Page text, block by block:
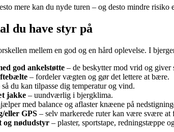
mere kan du nyde turen – og desto mindre risiko
du have styr på
mellem en god og en hård oplevelse. I
god ankelstøtte – de beskytter mod vrid og giver
– fordeler vægten og gør det lettere at bære.
så du kan tilpasse dig temperatur og vind.
jakke – uundværlig i bjergklima.
med balance og aflaster knæene på
eller GPS – selv markerede ruter kan være svære at
nødudstyr – plaster, sportstape, redningstæppe